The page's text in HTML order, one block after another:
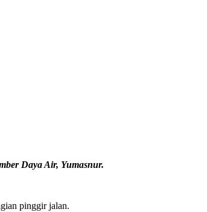
Daya Air, Yumasnur.
pinggir jalan.